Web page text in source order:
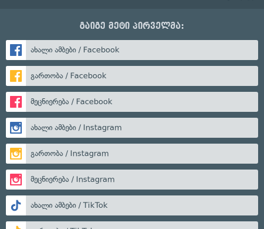
გაიგე მეტი პირველმა:
ახალი ამბები / Facebook
გართობა / Facebook
მეცნიერება / Facebook
ახალი ამბები / Instagram
გართობა / Instagram
მეცნიერება / Instagram
ახალი ამბები / TikTok